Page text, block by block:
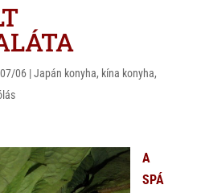
06|Japán konyha, kína konyha,
A
SPÁ